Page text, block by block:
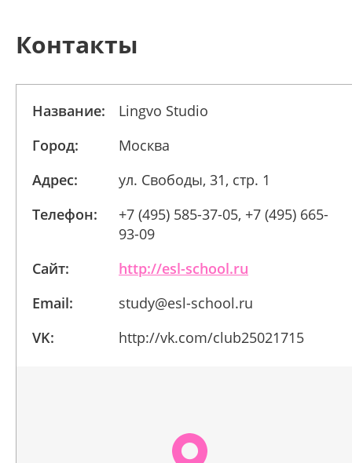
Контакты
Название:
Lingvo Studio
Город:
Москва
Адрес:
ул. Свободы, 31, стр. 1
Телефон:
+7 (495) 585-37-05, +7 (495) 665-
93-09
Сайт:
http://esl-school.ru
Email:
study@esl-school.ru
VK:
http://vk.com/club25021715